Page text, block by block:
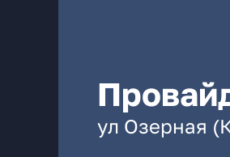
ул Озерная